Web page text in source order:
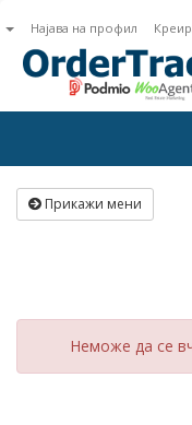
Најава на профил
Прикажи мени
Неможе да се